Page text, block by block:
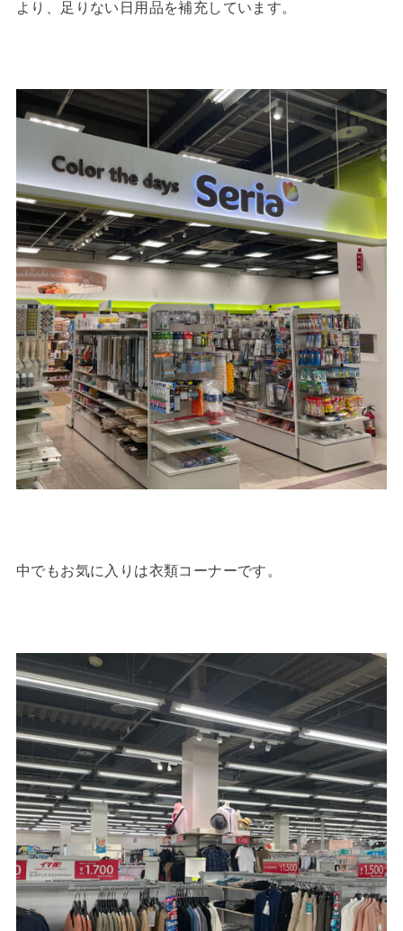
より、足りない日用品を補充しています。
中でもお気に入りは衣類コーナーです。